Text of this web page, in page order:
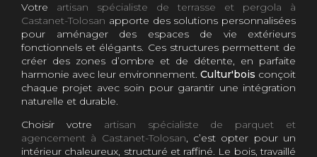
Votre artisan spécialiste de terrasse et pergola à
Castanet-Tolosan apporte des solutions personnalisées
pour aménager des espaces de vie extérieurs
fonctionnels et élégants. Ces structures permettent de
créer des zones d’ombre et de détente, en parfaite
harmonie avec leur environnement. Cultur'bois conçoit
chaque projet avec soin pour garantir une intégration
naturelle et durable.
Choisir votre artisan spécialiste de parquet et
agencement à Castanet-Tolosan, c’est opter pour un
intérieur chaleureux, structuré et raffiné. Le bois, travaillé